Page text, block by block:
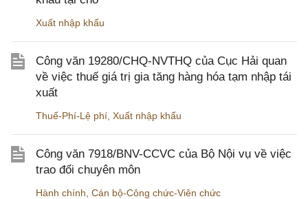
Xuất nhập khẩu
Công văn 19280/CHQ-NVTHQ của Cục Hải quan
về việc thuế giá trị gia tăng hàng hóa tạm nhập tái
xuất
Thuế-Phí-Lệ phí Xuất nhập khẩu
Công văn 7918/BNV-CCVC của Bộ Nội vụ về việc
trao đổi chuyên môn
Hành chính Cán bộ-Công chức-Viên chức